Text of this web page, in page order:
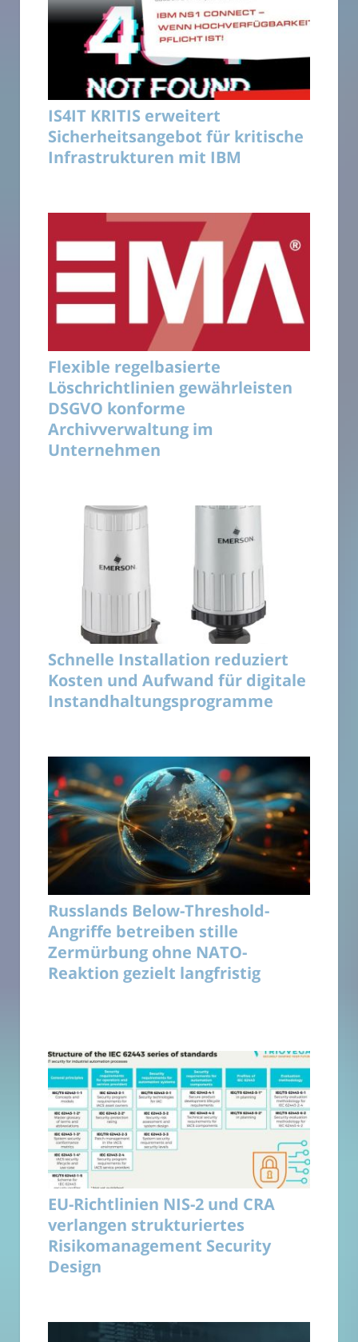
IS4IT KRITIS erweitert
Sicherheitsangebot für kritische
Infrastrukturen mit IBM
Flexible regelbasierte
Löschrichtlinien gewährleisten
DSGVO konforme
Archivverwaltung im
Unternehmen
Schnelle Installation reduziert
Kosten und Aufwand für digitale
Instandhaltungsprogramme
Russlands Below-Threshold-
Angriffe betreiben stille
Zermürbung ohne NATO-
Reaktion gezielt langfristig
EU-Richtlinien NIS-2 und CRA
verlangen strukturiertes
Risikomanagement Security
Design